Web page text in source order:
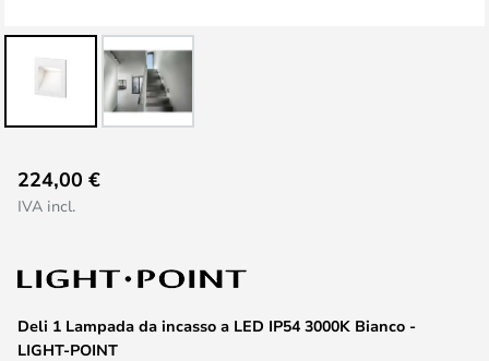
all'inizio
della
di
immagini
Deli 1 Lampada da incasso a LED IP54 3000K Bianco -
LIGHT-POINT
224,00 €
IVA incl.